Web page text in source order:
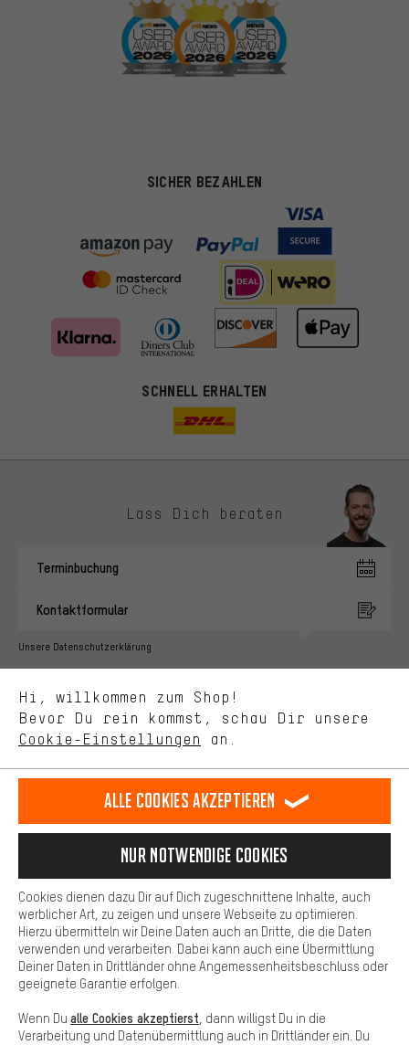
SICHER BEZAHLEN
SCHNELL ERHALTEN
Lass Dich beraten
Terminbuchung
Kontaktformular
Unsere Datenschutzerklärung
Sprache"
Deutsch
DE english
EN español
ES français
FR
VERTRAG WIDERRUFEN Aachener Community Affiliateprogramm
Datenschutz Allgemeine Geschäftsbedingungen
Hinweisgebersystem Hinweise zur Batterieentsorgung
Cookie-Einstellungen Kontrast ändern
Alle Preise verstehen sich in Euro und exkl. MwSt zuzüglich
Versandkostenfür Lieferung nachUSA.
Hi, willkommen zum Shop!
Bevor Du rein kommst, schau Dir unsere
Cookie-Einstellungen an.
Du bekommst, statt zufälliger Werbung, genauer passende
Angebote von uns. Diese Cookies helfen uns, Deine Interessen
zeigen.
Bessere Leistung
Uns interessiert, was Du in unserem Shop suchst und brauchst.
selbst Einfluss auf die Verbesserung unserer Webseite und
unseres Shop-Angebots.
Dein Shopping-Erlebnis wird komfortabler. Mit Komfort-Cookies
stellen wir Verknüpfungen zu Social Media Plattformen her. So
können wir dir weitere nützliche Inhalte und Informationen zur
Verfügung stellen. Zudem hast du die Möglichkeit zusätzliche
Services zu nutzen, die es dir erleichtern die richtigen Produkte zu
finden. Beispielsweise bieten wir eine Chat-Funktion an, damit
Fragen schnell und unkompliziert beantwortet werden können.
Basis
Basis-Cookies gewährleisten, dass Du unsere Webseite
grundsätzlich nutzen kannst.
Alle Cookies akzeptieren
Nur Notwendige Cookies
Cookies dienen dazu Dir auf Dich zugeschnittene Inhalte, auch
werblicher Art, zu zeigen und unsere Webseite zu optimieren.
Hierzu übermitteln wir Deine Daten auch an Dritte, die die Daten
verwenden und verarbeiten. Dabei kann auch eine Übermittlung
Deiner Daten in Drittländer ohne Angemessenheitsbeschluss oder
geeignete Garantie erfolgen.
Wenn Du alle Cookies akzeptierst , dann willigst Du in die
Verarbeitung und Datenübermittlung auch in Drittländer ein. Du